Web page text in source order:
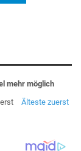
mehr möglich
Älteste zuerst